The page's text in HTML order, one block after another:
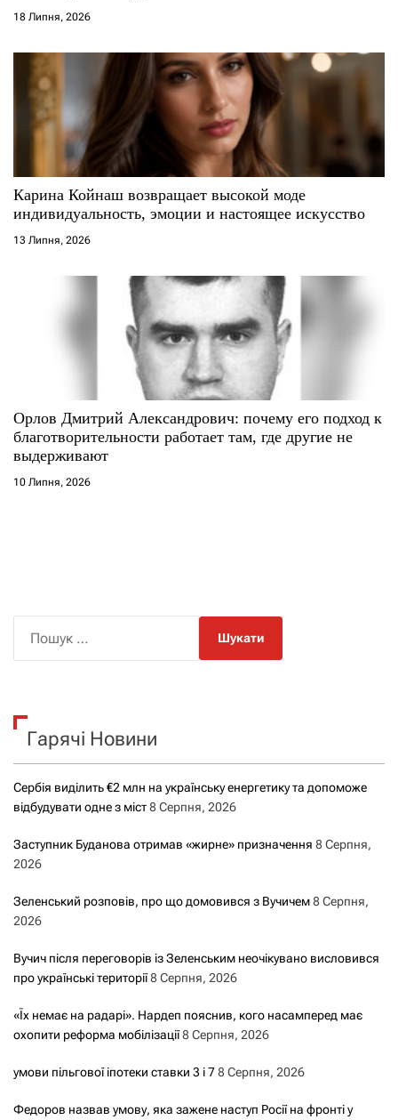
18 Липня, 2026
Карина Койнаш возвращает высокой моде
индивидуальность, эмоции и настоящее искусство
13 Липня, 2026
Орлов Дмитрий Александрович: почему его подход к
благотворительности работает там, где другие не
выдерживают
10 Липня, 2026
к
Гарячі Новини
Сербія виділить €2 млн на українську енергетику та допоможе
відбудувати одне з міст8 Серпня, 2026
Заступник Буданова отримав «жирне» призначення 8 Серпня,
2026
Зеленський розповів, про що домовився з Вучичем8 Серпня,
2026
Вучич після переговорів із Зеленським неочікувано висловився
про українські території8 Серпня, 2026
«Їх немає на радарі». Нардеп пояснив, кого насамперед має
охопити реформа мобілізації8 Серпня, 2026
умови пільгової іпотеки ставки 3 і 78 Серпня, 2026
Федоров назвав умову, яка зажене наступ Росії на фронті у